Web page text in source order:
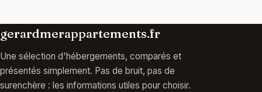
gerardmerappartements.fr
Une sélection d'hébergements, comparés et
présentés simplement. Pas de bruit, pas de
surenchère : les informations utiles pour choisir.